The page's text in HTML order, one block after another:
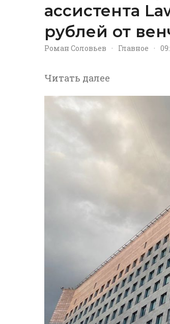
ассистента
рублей от
Роман Соловьев · Главное ·
Читать далее